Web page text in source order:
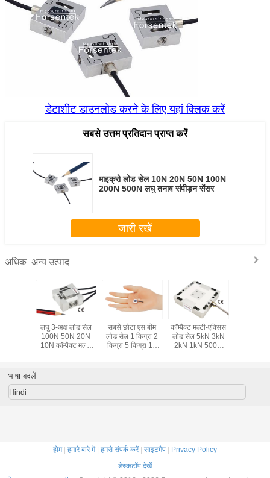
डेटाशीट डाउनलोड करने के लिए यहां क्लिक करें
सबसे उत्तम प्रतिदान प्राप्त करें
माइक्रो लोड सेल 10N 20N 50N 100N
200N 500N लघु तनाव संपीड़न सेंसर
जारी रखें
अधिक अन्य उत्पाद
लघु 3-अक्ष लोड सेल
100N 50N 20N
10N कॉम्पैक्ट मल्टी
सबसे छोटा एस बीम
लोड सेल 1 किग्रा 2
किग्रा 5 किग्रा 10
कॉम्पैक्ट मल्टी-एक्सिस
लोड सेल 5kN 3kN
2kN 1kN 500N
भाषा बदलें
Hindi
होम| हमारे बारे में| हमसे संपर्क करें| साइटमैप
Privacy Policy
डेस्कटॉप देखें